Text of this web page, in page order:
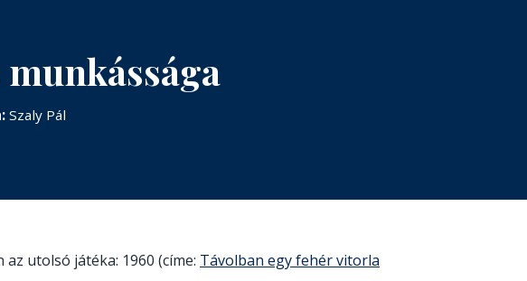
Szaly Pál
utolsó játéka: 1960 (címe: Távolban egy fehér vitorla